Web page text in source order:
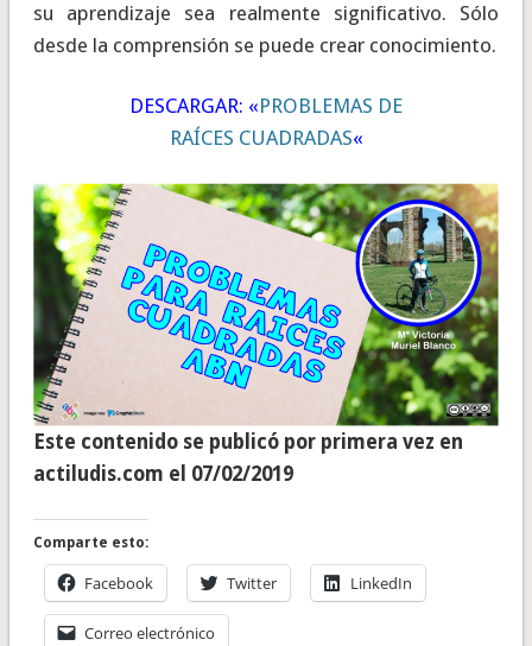
su aprendizaje sea realmente significativo. Sólo
desde la comprensión se puede crear conocimiento.
DESCARGAR: «PROBLEMAS DE
RAÍCES CUADRADAS«
Este contenido se publicó por primera vez en
actiludis.com el 07/02/2019
Comparte esto:
Facebook Twitter LinkedIn
Correo electrónico